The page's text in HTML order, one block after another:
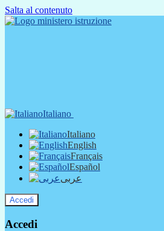
Salta al contenuto
Italiano
Italiano
English
Français
Español
عربى
Accedi
Accedi